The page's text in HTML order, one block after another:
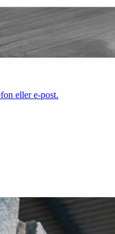
eller e-post.